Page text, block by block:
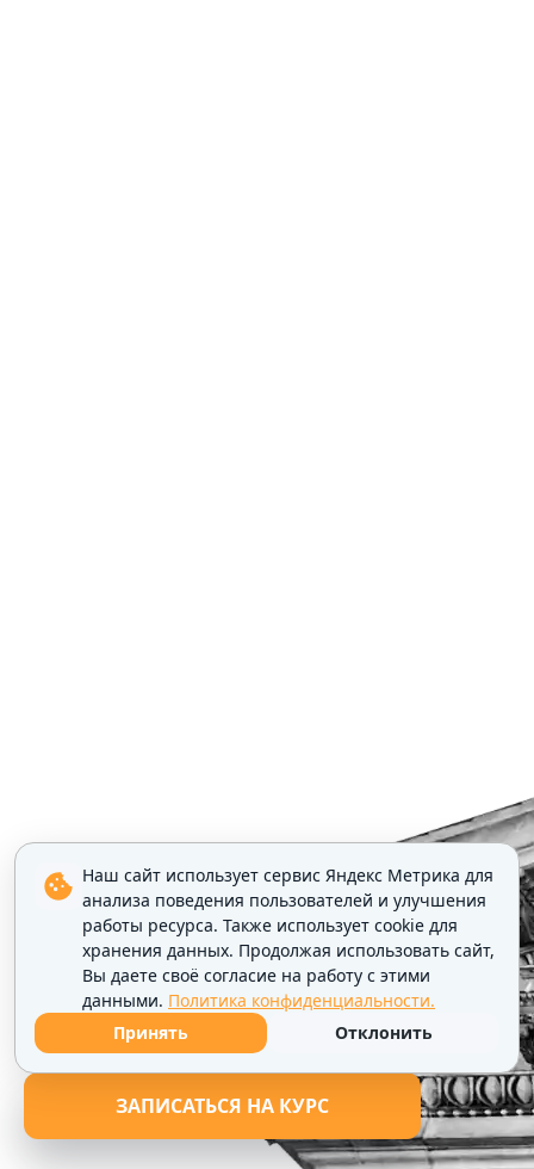
ЗАПИСАТЬСЯ НА КУРС
Наш сайт использует сервис Яндекс Метрика для
анализа поведения пользователей и улучшения
работы ресурса. Также использует cookie для
хранения данных. Продолжая использовать сайт,
Вы даете своё согласие на работу с этими
данными. Политика конфиденциальности.
Принять
Отклонить